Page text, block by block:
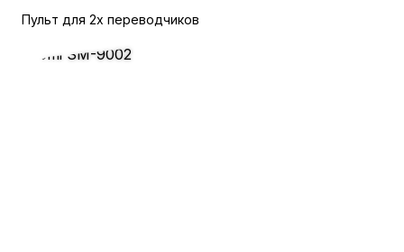
Пульт для 2х переводчиков